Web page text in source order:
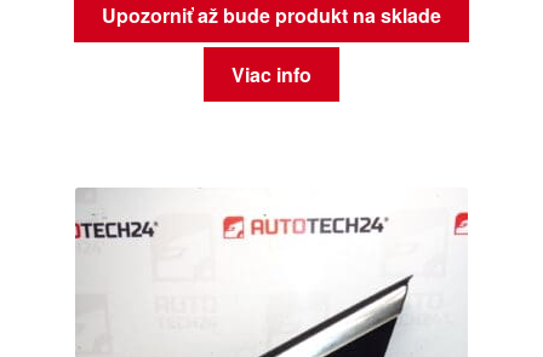
Upozorniť až bude produkt na sklade
Viac info